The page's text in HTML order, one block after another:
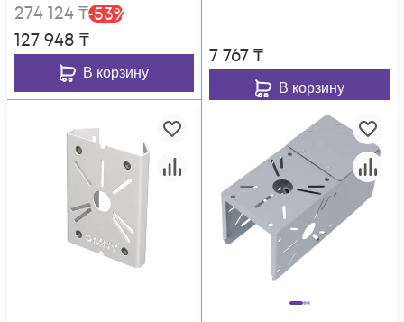
274 124₸-53%
127 948 ₸
В корзину
7 767₸
В корзину